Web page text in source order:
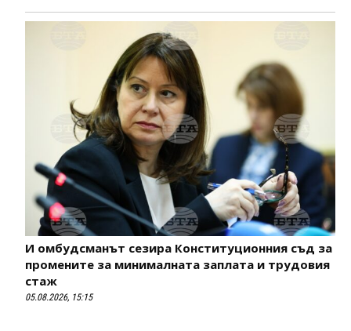
И омбудсманът сезира Конституционния съд за
промените за минималната заплата и трудовия
стаж
05.08.2026, 15:15